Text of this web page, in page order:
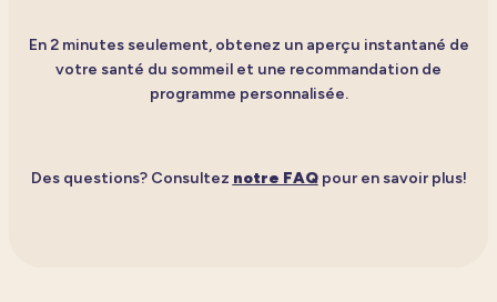
En 2 minutes seulement, obtenez un aperçu instantané de
votre santé du sommeil et une recommandation de
programme personnalisée.
Des questions? Consultez notre FAQpour en savoir plus!